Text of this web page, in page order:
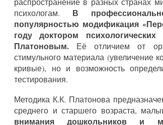
психологам. В
популярностью модификация
году доктором
Платоновым. Её отличием от
стимульного материала (увеличение
кривые), но и возможность
тестирования.
Методика К.К. Платонова
среднего и старшего возраста,
внимания дошкольников и